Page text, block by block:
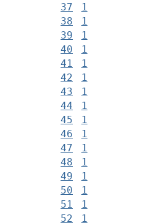
37
1
38
1
39
1
40
1
41
1
42
1
43
1
44
1
45
1
46
1
47
1
48
1
49
1
50
1
51
1
52
1